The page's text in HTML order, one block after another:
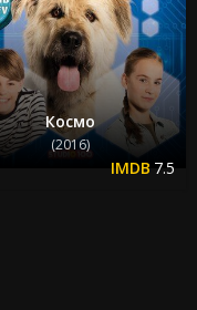
Космо
(2016)
7.5